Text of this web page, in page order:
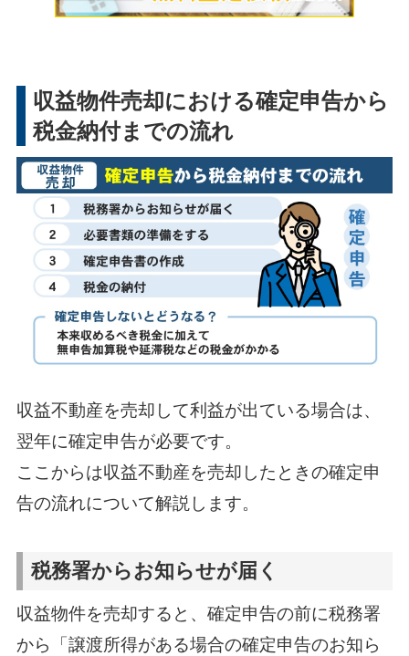
収益物件売却における確定申告から
税金納付までの流れ
収益不動産を売却して利益が出ている場合は、
翌年に確定申告が必要です。
ここからは収益不動産を売却したときの確定申
告の流れについて解説します。
税務署からお知らせが届く
収益物件を売却すると、確定申告の前に税務署
から「譲渡所得がある場合の確定申告のお知ら